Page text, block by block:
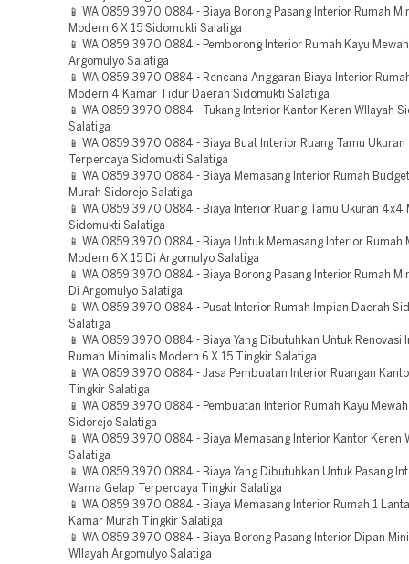
📱 WA 0859 3970 0884 - Biaya Borong Pasang Interior Rumah
Modern 6 X 15 Sidomukti Salatiga
📱 WA 0859 3970 0884 - Pemborong Interior Rumah Kayu
Argomulyo Salatiga
📱 WA 0859 3970 0884 - Rencana Anggaran Biaya Interior
Modern 4 Kamar Tidur Daerah Sidomukti Salatiga
📱 WA 0859 3970 0884 - Tukang Interior Kantor Keren WIlayah
Salatiga
📱 WA 0859 3970 0884 - Biaya Buat Interior Ruang Tamu
Terpercaya Sidomukti Salatiga
📱 WA 0859 3970 0884 - Biaya Memasang Interior Rumah
Murah Sidorejo Salatiga
📱 WA 0859 3970 0884 - Biaya Interior Ruang Tamu Ukuran 4x4
Sidomukti Salatiga
📱 WA 0859 3970 0884 - Biaya Untuk Memasang Interior Rumah
Modern 6 X 15 Di Argomulyo Salatiga
📱 WA 0859 3970 0884 - Biaya Borong Pasang Interior Rumah
Di Argomulyo Salatiga
📱 WA 0859 3970 0884 - Pusat Interior Rumah Impian Daerah
Salatiga
📱 WA 0859 3970 0884 - Biaya Yang Dibutuhkan Untuk Renovasi
Rumah Minimalis Modern 6 X 15 Tingkir Salatiga
📱 WA 0859 3970 0884 - Jasa Pembuatan Interior Ruangan
Tingkir Salatiga
📱 WA 0859 3970 0884 - Pembuatan Interior Rumah Kayu
Sidorejo Salatiga
📱 WA 0859 3970 0884 - Biaya Memasang Interior Kantor Keren
Salatiga
📱 WA 0859 3970 0884 - Biaya Yang Dibutuhkan Untuk Pasang
Warna Gelap Terpercaya Tingkir Salatiga
📱 WA 0859 3970 0884 - Biaya Memasang Interior Rumah 1
Kamar Murah Tingkir Salatiga
📱 WA 0859 3970 0884 - Biaya Borong Pasang Interior Dipan
WIlayah Argomulyo Salatiga